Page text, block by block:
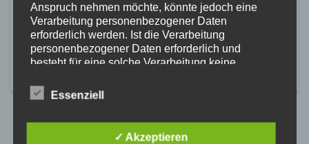
Anspruch nehmen möchte, könnte jedoch eine
Verarbeitung personenbezogener Daten
erforderlich werden. Ist die Verarbeitung
personenbezogener Daten erforderlich und
besteht für eine solche Verarbeitung keine
Einwilligung der betroffenen Person ein.
beispielsweise des Namens, der Anschrift, E-Mail-
Adresse oder Telefonnummer einer betroffenen
Essenziell
✓ Akzeptieren